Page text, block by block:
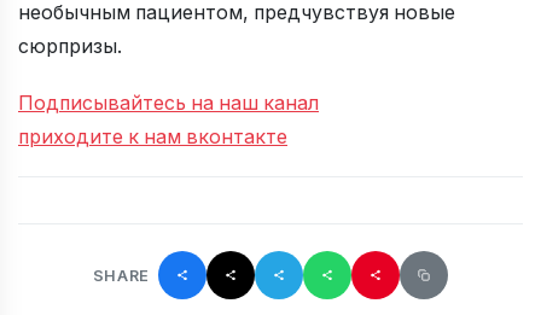
необычным пациентом, предчувствуя новые
сюрпризы.
Подписывайтесь на наш канал
приходите к нам вконтакте
SHARE